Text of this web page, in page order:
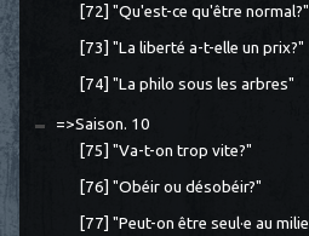
[72] "Qu'est-ce qu'être normal?"
[73] "La liberté a-t-elle un prix?"
[74] "La philo sous les arbres"
=>Saison. 10
[75] "Va-t-on trop vite?"
[76] "Obéir ou désobéir?"
[77] "Peut-on être seul·e au